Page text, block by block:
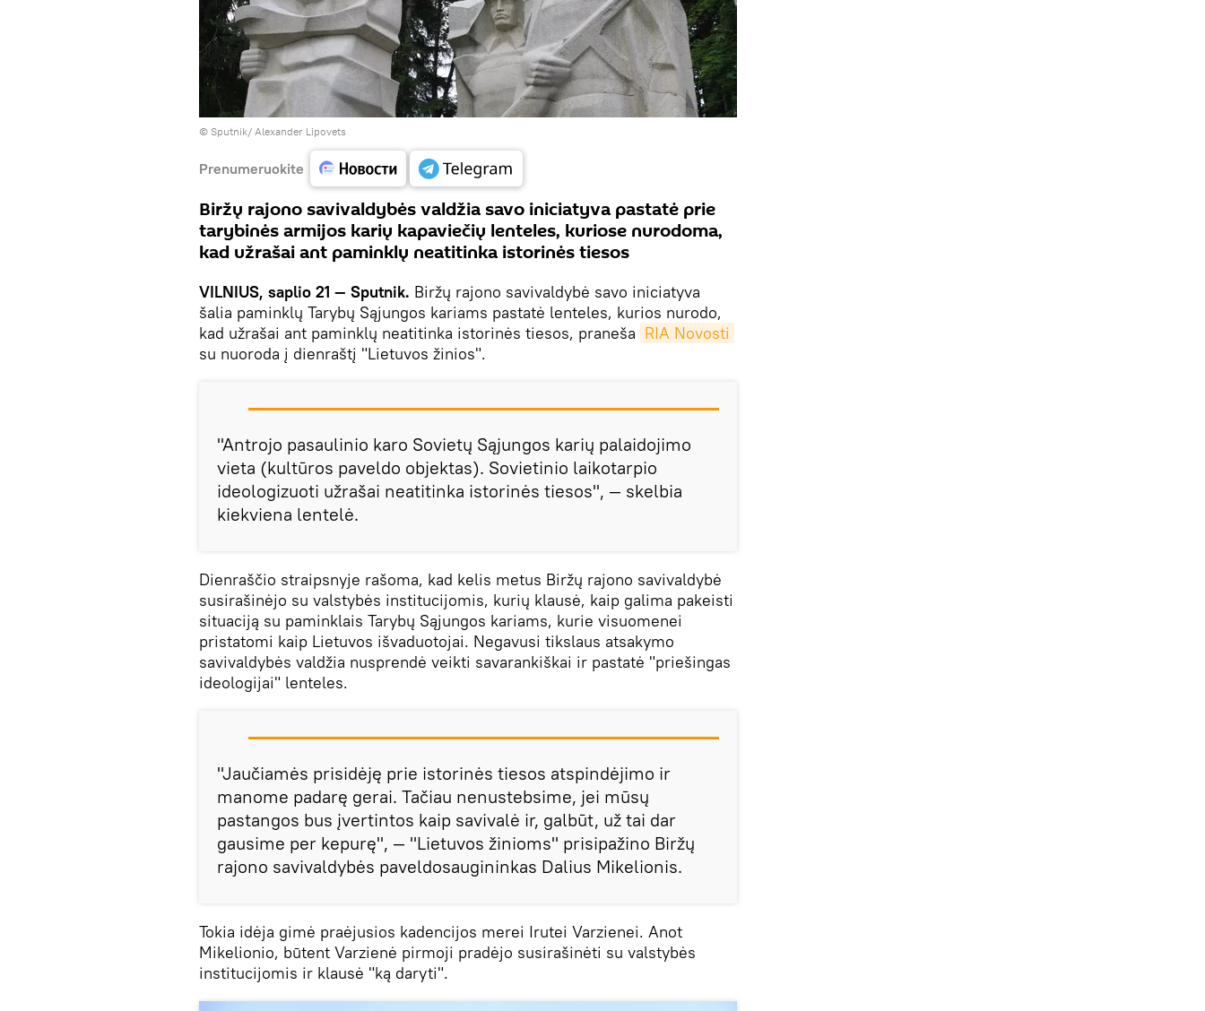
© Sputnik/ Alexander Lipovets
Prenumeruokite
Biržų rajono savivaldybės valdžia savo iniciatyva pastatė prie
tarybinės armijos karių kapaviečių lenteles, kuriose nurodoma,
kad užrašai ant paminklų neatitinka istorinės tiesos
VILNIUS, saplio 21 — Sputnik. Biržų rajono savivaldybė savo iniciatyva
šalia paminklų Tarybų Sąjungos kariams pastatė lenteles, kurios nurodo,
kad užrašai ant paminklų neatitinka istorinės tiesos, praneša RIA Novosti
su nuoroda į dienraštį "Lietuvos žinios".
"Antrojo pasaulinio karo Sovietų Sąjungos karių palaidojimo
vieta (kultūros paveldo objektas). Sovietinio laikotarpio
ideologizuoti užrašai neatitinka istorinės tiesos", — skelbia
kiekviena lentelė.
Dienraščio straipsnyje rašoma, kad kelis metus Biržų rajono savivaldybė
susirašinėjo su valstybės institucijomis, kurių klausė, kaip galima pakeisti
situaciją su paminklais Tarybų Sąjungos kariams, kurie visuomenei
pristatomi kaip Lietuvos išvaduotojai. Negavusi tikslaus atsakymo
savivaldybės valdžia nusprendė veikti savarankiškai ir pastatė "priešingas
ideologijai" lenteles.
"Jaučiamės prisidėję prie istorinės tiesos atspindėjimo ir
manome padarę gerai. Tačiau nenustebsime, jei mūsų
pastangos bus įvertintos kaip savivalė ir, galbūt, už tai dar
gausime per kepurę", — "Lietuvos žinioms" prisipažino Biržų
rajono savivaldybės paveldosaugininkas Dalius Mikelionis.
Tokia idėja gimė praėjusios kadencijos merei Irutei Varzienei. Anot
Mikelionio, būtent Varzienė pirmoji pradėjo susirašinėti su valstybės
institucijomis ir klausė "ką daryti".